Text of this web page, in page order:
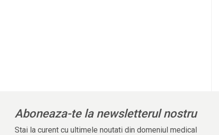
Aboneaza-te la newsletterul nostru
Stai la curent cu ultimele noutati din domeniul medical